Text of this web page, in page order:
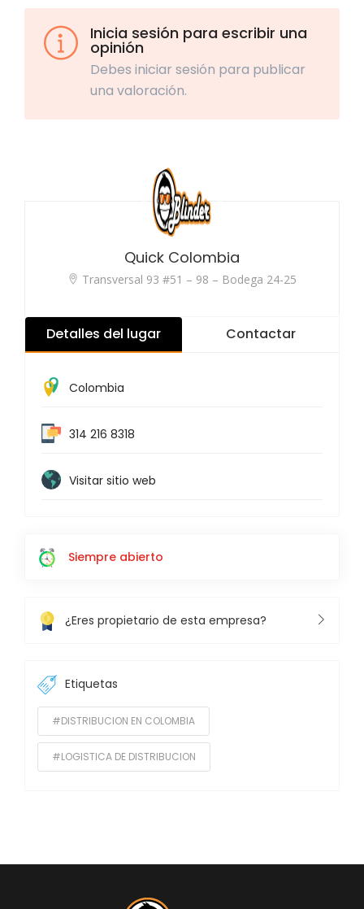
Inicia sesión para escribir una
opinión
Debes iniciar sesión para publicar
una valoración.
Quick Colombia
Transversal 93 #51 – 98 – Bodega 24-25
Detalles del lugar Contactar
Colombia
314 216 8318
Visitar sitio web
Siempre abierto
¿Eres propietario de esta empresa?
Etiquetas
#DISTRIBUCION EN COLOMBIA
#LOGISTICA DE DISTRIBUCION